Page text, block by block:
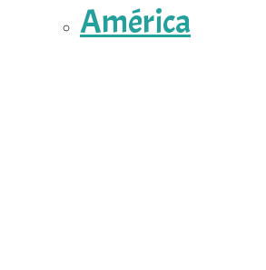
América